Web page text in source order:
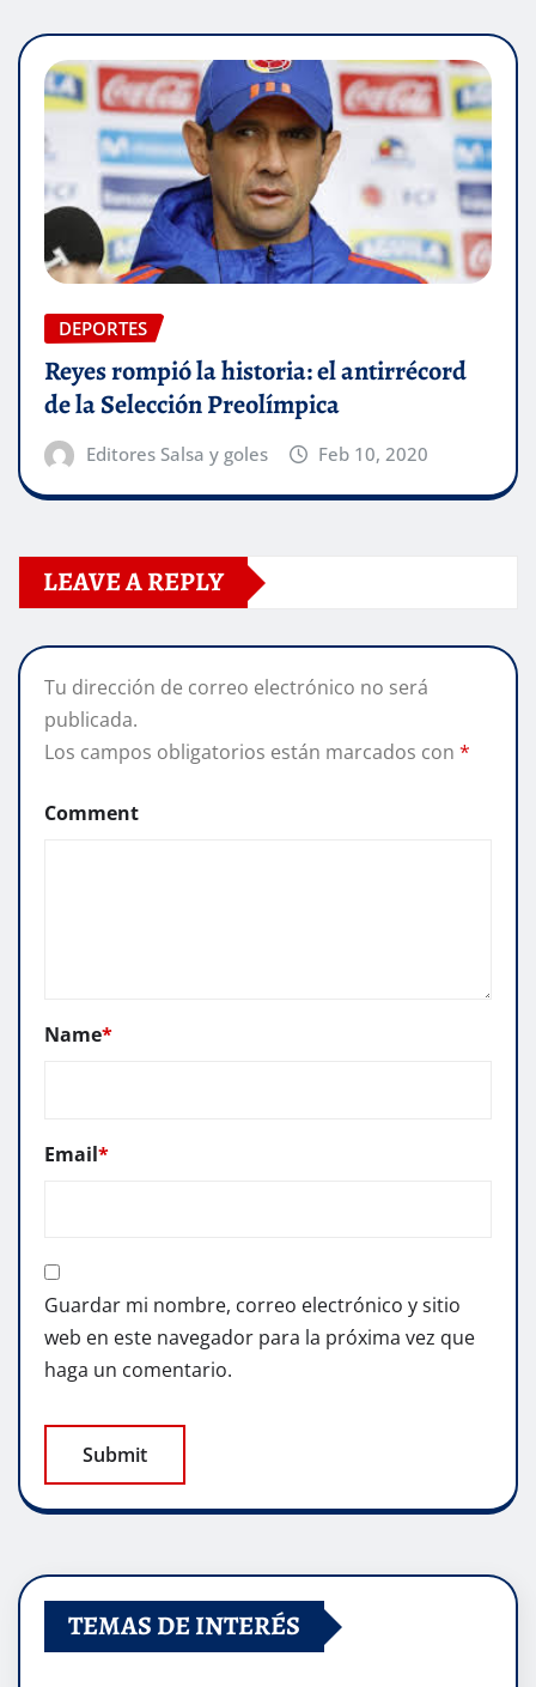
DEPORTES
Reyes rompió la historia: el antirrécord
de la Selección Preolímpica
Editores Salsa y goles Feb 10, 2020
LEAVE A REPLY
Tu dirección de correo electrónico no será
publicada.
Los campos obligatorios están marcados con *
Comment
Name*
Email*
Guardar mi nombre, correo electrónico y sitio
web en este navegador para la próxima vez que
haga un comentario.
TEMAS DE INTERÉS